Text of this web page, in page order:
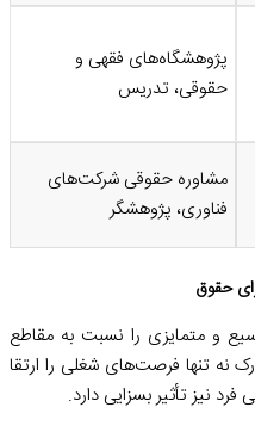
پژوهشگاه‌های فقهی و
حقوقی، تدریس
مشاوره حقوقی شرکت‌های
فناوری، پژوهشگر
حقوق
و متمایزی را نسبت به مقاطع
نه تنها فرصت‌های شغلی را ارتقا
نیز تأثیر بسزایی دارد.